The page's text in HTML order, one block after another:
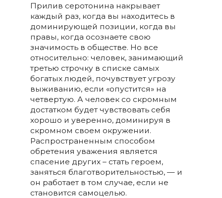
Прилив серотонина накрывает
каждый раз, когда вы находитесь в
доминирующей позиции, когда вы
правы, когда осознаете свою
значимость в обществе. Но все
относительно: человек, занимающий
третью строчку в списке самых
богатых людей, почувствует угрозу
выживанию, если «опустится» на
четвертую. А человек со скромным
достатком будет чувствовать себя
хорошо и уверенно, доминируя в
скромном своем окружении.
Распространенным способом
обретения уважения является
спасение других – стать героем,
заняться благотворительностью, — и
он работает в том случае, если не
становится самоцелью.